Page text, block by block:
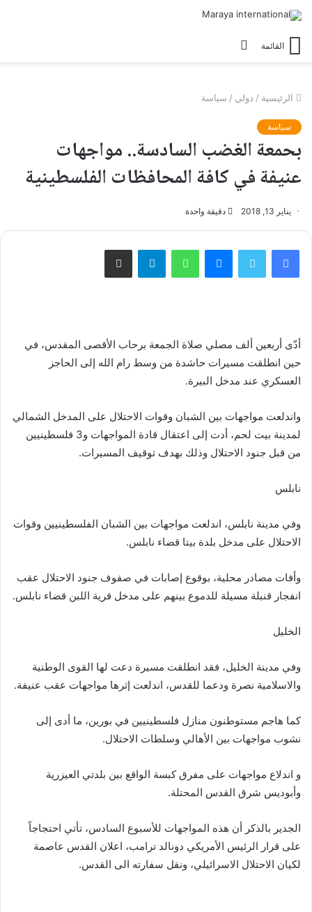
القائمة
الرئيسية / دولي / سياسة
سياسة
بحمعة الغضب السادسة.. مواجهات
عنيفة في كافة المحافظات الفلسطينية
يناير 13, 2018 دقيقة واحدة
فيسبوك تويتر ماسنجر واتساب تيلقرام مشاركة عبر البريد
أدّى أربعين ألف مصلي صلاة الجمعة برحاب الأقصى المقدس، في
حين انطلقت مسيرات حاشدة من وسط رام الله إلى الحاجز
العسكري عند مدخل البيرة.
واندلعت مواجهات بين الشبان وقوات الاحتلال على المدخل الشمالي
لمدينة بيت لحم، أدت إلى اعتقال قادة المواجهات و3 فلسطينيين
من قبل جنود الاحتلال وذلك بهدف توقيف المسيرات.
نابلس
وفي مدينة نابلس، اندلعت مواجهات بين الشبان الفلسطينيين وقوات
الاحتلال على مدخل بلدة بيتا قضاء نابلس.
وأفات مصادر محلية، بوقوع إصابات في صفوف جنود الاحتلال عقب
انفجار قنبلة مسيلة للدموع بينهم على مدخل قرية اللبن قضاء نابلس.
الخليل
وفي مدينة الخليل، فقد انطلقت مسيرة دعت لها القوى الوطنية
والاسلامية نصرة ودعما للقدس، اندلعت إثرها مواجهات عقب عنيفة.
كما هاجم مستوطنون منازل فلسطينيين في بورين، ما أدى إلى
نشوب مواجهات بين الأهالي وسلطات الاحتلال.
و اندلاع مواجهات على مفرق كبسة الواقع بين بلدتي العيزرية
وأبوديس شرق القدس المحتلة.
الجدير بالذكر أن هذه المواجهات للأسبوع السادس، تأتي احتجاجاً
على قرار الرئيس الأمريكي دونالد ترامب، اعلان القدس عاصمة
لكيان الاحتلال الاسرائيلي، ونقل سفارته الى القدس.